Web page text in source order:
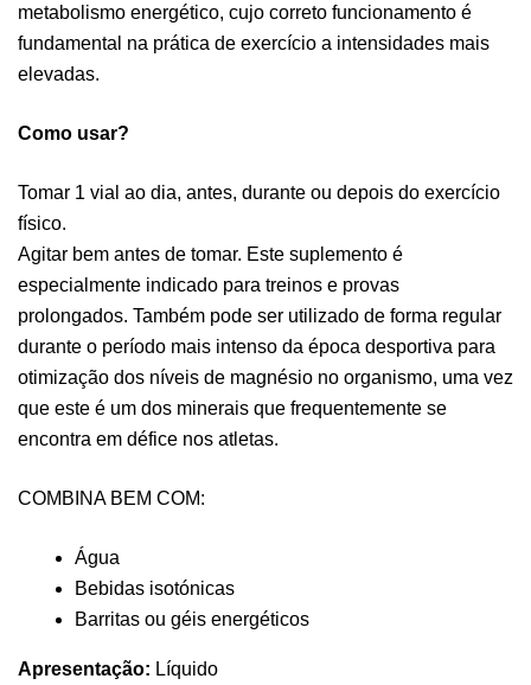
metabolismo energético, cujo correto funcionamento é
fundamental na prática de exercício a intensidades mais
elevadas.
Como usar?
Tomar 1 vial ao dia, antes, durante ou depois do exercício
físico.
Agitar bem antes de tomar. Este suplemento é
especialmente indicado para treinos e provas
prolongados. Também pode ser utilizado de forma regular
durante o período mais intenso da época desportiva para
otimização dos níveis de magnésio no organismo, uma vez
que este é um dos minerais que frequentemente se
encontra em défice nos atletas.
COMBINA BEM COM:
Água
Bebidas isotónicas
Barritas ou géis energéticos
Apresentação: Líquido